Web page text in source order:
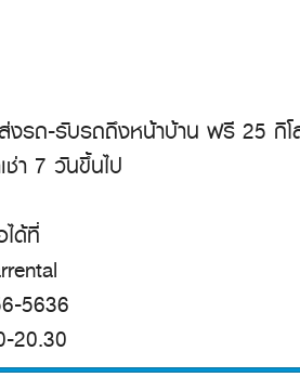
รถ-รับรถถึงหน้าบ้าน ฟรี 25 กิโ
า 7 วันขึ้นไป
ด้ที่
5636
20.30